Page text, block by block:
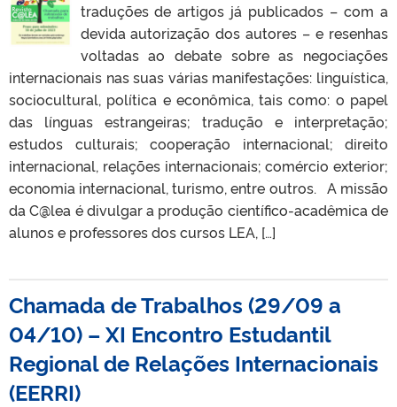
traduções de artigos já publicados – com a
devida autorização dos autores – e resenhas
voltadas ao debate sobre as negociações
internacionais nas suas várias manifestações: linguística,
sociocultural, política e econômica, tais como: o papel
das línguas estrangeiras; tradução e interpretação;
estudos culturais; cooperação internacional; direito
internacional, relações internacionais; comércio exterior;
economia internacional, turismo, entre outros. A missão
da C@lea é divulgar a produção científico-acadêmica de
alunos e professores dos cursos LEA, […]
Chamada de Trabalhos (29/09 a
04/10) – XI Encontro Estudantil
Regional de Relações Internacionais
(EERRI)